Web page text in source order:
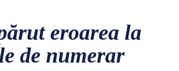
eroarea la
de numerar